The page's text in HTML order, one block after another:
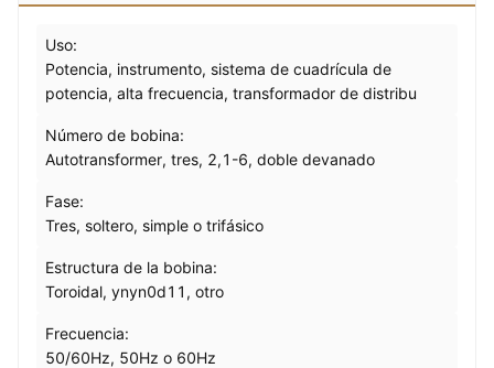
Uso:
Potencia, instrumento, sistema de cuadrícula de
potencia, alta frecuencia, transformador de distribu
Número de bobina:
Autotransformer, tres, 2,1-6, doble devanado
Fase:
Tres, soltero, simple o trifásico
Estructura de la bobina:
Toroidal, ynyn0d11, otro
Frecuencia:
50/60Hz, 50Hz o 60Hz